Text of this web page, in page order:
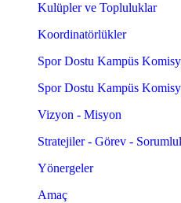
Kulüpler ve Topluluklar
Koordinatörlükler
Spor Dostu Kampüs
Spor Dostu Kampüs
Vizyon - Misyon
Stratejiler - Görev -
Yönergeler
Amaç